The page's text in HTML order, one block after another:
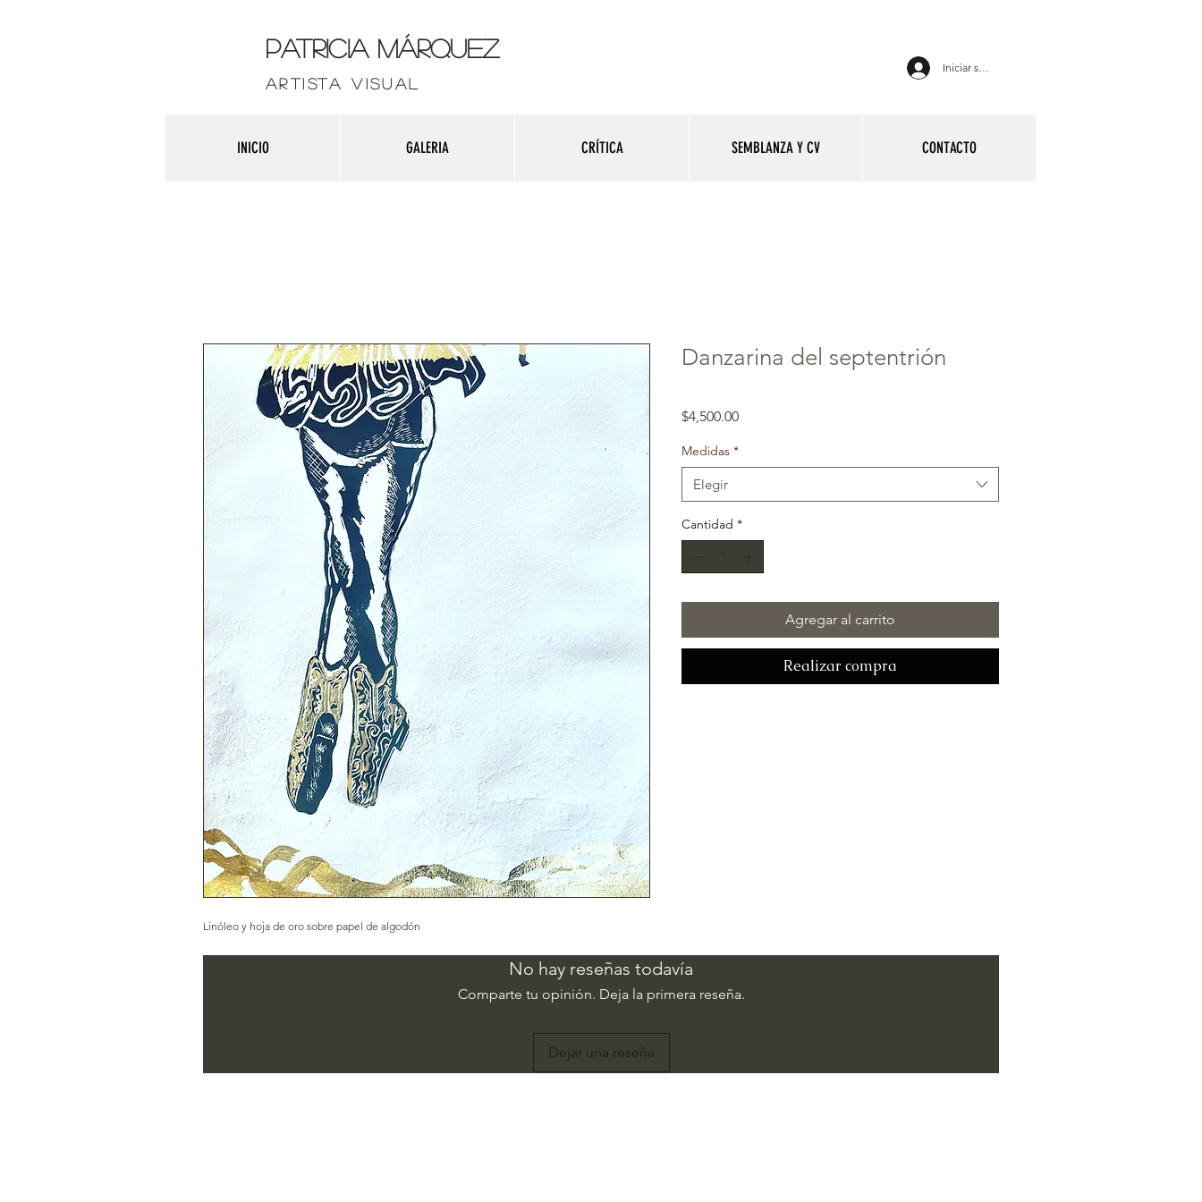
Patricia Márquez
artista visu al
Iniciar sesión
INICIO GALERIA CRÍTICA SEMBLANZA Y CV CONTACTO
Linóleo y hoja de oro sobre papel de algodón
Danzarina del septentrión
$4,500.00Precio
Medidas *
Elegir
Cantidad *
Agregar al carrito
Realizar compra
No hay reseñas todavía
Comparte tu opinión. Deja la primera reseña.
Dejar una reseña